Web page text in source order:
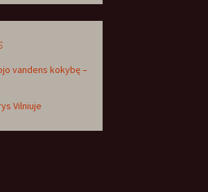
vandens kokybę –
Vilniuje